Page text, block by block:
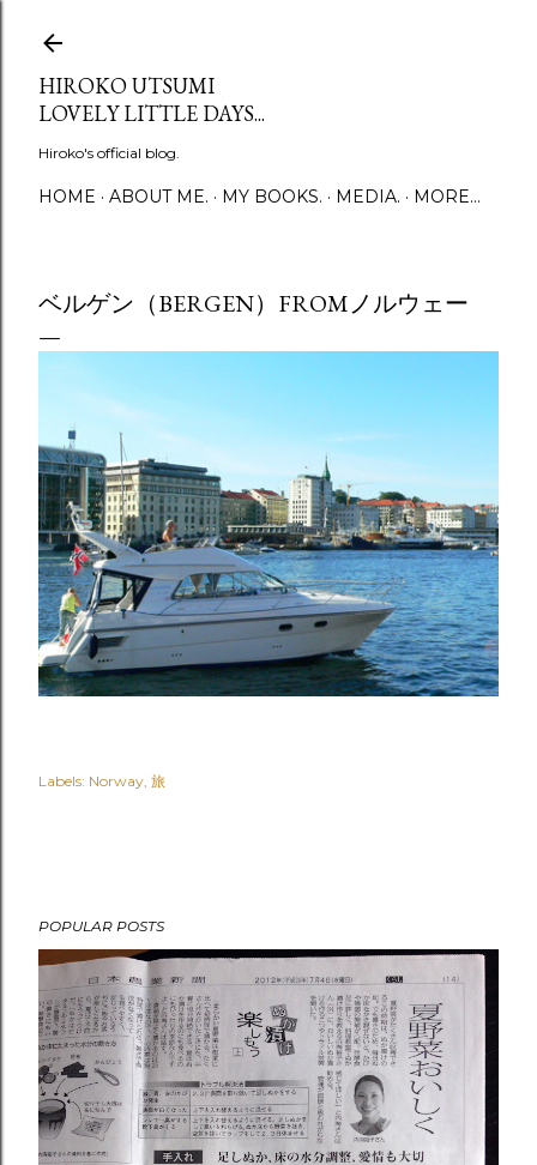
HIROKO UTSUMI
LOVELY LITTLE DAYS...
Hiroko's official blog.
HOME ABOUT ME. MY BOOKS. MEDIA. MORE…
ベルゲン（BERGEN）FROMノルウェー
Labels: Norway 旅
POPULAR POSTS